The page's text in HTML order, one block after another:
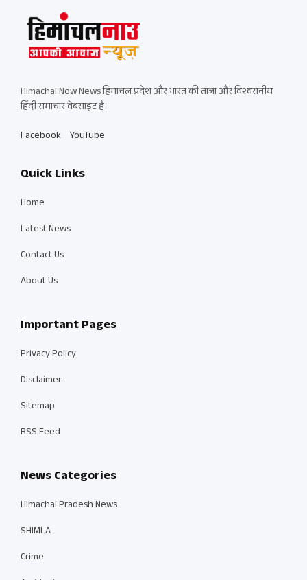
Himachal Now News हिमाचल प्रदेश और भारत की ताज़ा और विश्वसनीय
हिंदी समाचार वेबसाइट है।
Facebook YouTube
Quick Links
Home
Latest News
Contact Us
About Us
Important Pages
Privacy Policy
Disclaimer
Sitemap
RSS Feed
News Categories
Himachal Pradesh News
SHIMLA
Crime